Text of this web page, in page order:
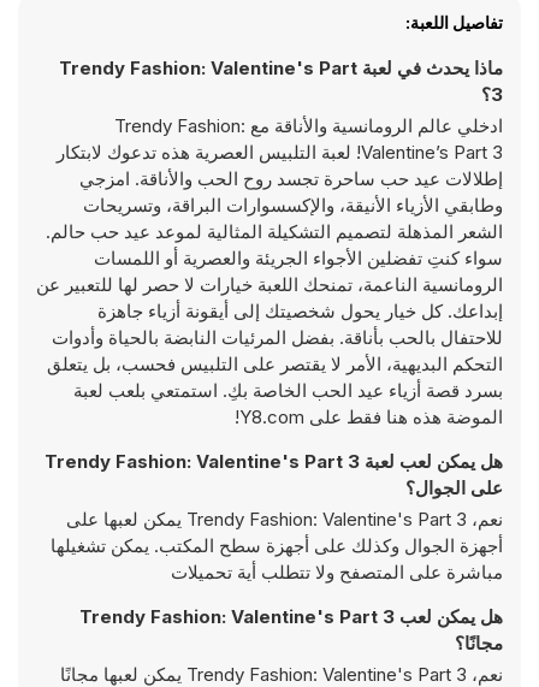
تفاصيل اللعبة:
ماذا يحدث في لعبة Trendy Fashion: Valentine's Part
3؟
ادخلي عالم الرومانسية والأناقة مع Trendy Fashion:
Valentine’s Part 3! لعبة التلبيس العصرية هذه تدعوك لابتكار
إطلالات عيد حب ساحرة تجسد روح الحب والأناقة. امزجي
وطابقي الأزياء الأنيقة، والإكسسوارات البراقة، وتسريحات
الشعر المذهلة لتصميم التشكيلة المثالية لموعد عيد حب حالم.
سواء كنتِ تفضلين الأجواء الجريئة والعصرية أو اللمسات
الرومانسية الناعمة، تمنحك اللعبة خيارات لا حصر لها للتعبير عن
إبداعك. كل خيار يحول شخصيتك إلى أيقونة أزياء جاهزة
للاحتفال بالحب بأناقة. بفضل المرئيات النابضة بالحياة وأدوات
التحكم البديهية، الأمر لا يقتصر على التلبيس فحسب، بل يتعلق
بسرد قصة أزياء عيد الحب الخاصة بكِ. استمتعي بلعب لعبة
الموضة هذه هنا فقط على Y8.com!
هل يمكن لعب لعبة Trendy Fashion: Valentine's Part 3
على الجوال؟
نعم، Trendy Fashion: Valentine's Part 3 يمكن لعبها على
أجهزة الجوال وكذلك على أجهزة سطح المكتب. يمكن تشغيلها
مباشرة على المتصفح ولا تتطلب أية تحميلات
هل يمكن لعب Trendy Fashion: Valentine's Part 3
مجانًا؟
نعم، Trendy Fashion: Valentine's Part 3 يمكن لعبها مجانًا